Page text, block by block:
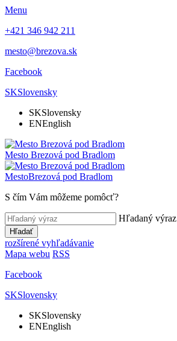
Menu
+421 346 942 211
mesto@brezova.sk
Facebook
SKSlovensky
SKSlovensky
ENEnglish
Mesto Brezová pod Bradlom
MestoBrezová pod Bradlom
S čím Vám môžeme pomôcť?
Hľadaný výraz
Hľadať
rozšírené vyhľadávanie
Mapa webu RSS
Facebook
SKSlovensky
SKSlovensky
ENEnglish